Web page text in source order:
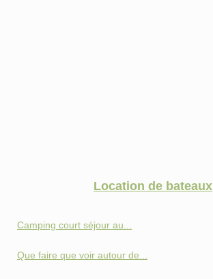
Location de bateaux
Camping court séjour au...
Que faire que voir autour de...